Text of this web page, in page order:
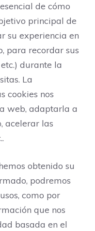
de cómo
principal de
su experiencia en
para recordar sus
durante la
La
cookies nos
web, adaptarla a
acelerar las
obtenido su
podremos
como por
que nos
basada en el